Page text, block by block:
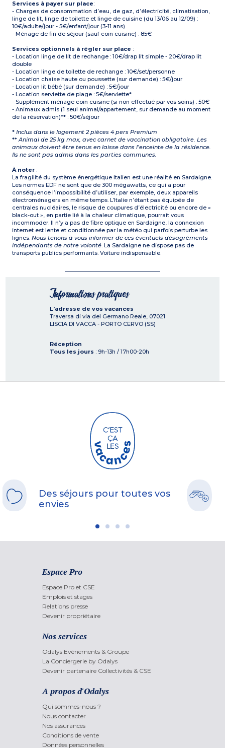
Services à payer sur place:
- Charges de consommation d’eau, de gaz, d’électricité, climatisation,
linge de lit, linge de toilette et linge de cuisine (du 13/06 au 12/09) :
10€/adulte/jour - 5€/enfant/jour (3-11 ans)
- Ménage de fin de séjour (sauf coin cuisine) : 85€
Services optionnels à régler sur place :
- Location linge de lit de rechange : 10€/drap lit simple - 20€/drap lit
double
- Location linge de toilette de rechange : 10€/set/personne
- Location chaise haute ou poussette (sur demande) : 5€/jour
- Location lit bébé (sur demande) : 5€/jour
- Location serviette de plage : 5€/serviette*
- Supplément ménage coin cuisine (si non effectué par vos soins) : 50€
- Animaux admis (1 seul animal/appartement, sur demande au moment
de la réservation)** : 50€/séjour
*Inclus dans le logement 2 pièces 4 pers Premium
**Animal de 25 kg max, avec carnet de vaccination obligatoire. Les
animaux doivent être tenus en laisse dans l’enceinte de la résidence.
Ils ne sont pas admis dans les parties communes.
À noter :
La fragilité du système énergétique Italien est une réalité en Sardaigne.
Les normes EDF ne sont que de 300 mégawatts, ce qui a pour
conséquence l’impossibilité d’utiliser, par exemple, deux appareils
électroménagers en même temps. L’Italie n’étant pas équipée de
centrales nucléaires, le risque de coupures d’électricité ou encore de «
black-out », en partie lié à la chaleur climatique, pourrait vous
incommoder. Il n’y a pas de fibre optique en Sardaigne, la connexion
internet est lente et conditionnée par la météo qui parfois perturbe les
lignes.Nous tenons à vous informer de ces éventuels désagréments
indépendants de notre volonté. La Sardaigne ne dispose pas de
transports publics performants. Voiture indispensable.
Informations pratiques
L'adresse de vos vacances
Traversa di via del Germano Reale, 07021
LISCIA DI VACCA - PORTO CERVO (SS)
Réception
Tous les jours : 9h-13h / 17h00-20h
Des séjours pour toutes vos
envies
Espace Pro
Espace Pro et CSE
Emplois et stages
Relations presse
Devenir propriétaire
Nos services
Odalys Evènements & Groupe
La Conciergerie by Odalys
Devenir partenaire Collectivités & CSE
A propos d'Odalys
Qui sommes-nous ?
Nous contacter
Nos assurances
Conditions de vente
Données personnelles